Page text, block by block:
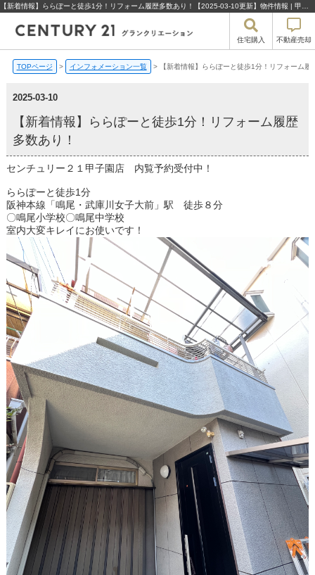
住宅購入 不動産売却
TOPページ > インフォメーション一覧 > 【新着情報】ららぽーと徒歩1分！リフォーム履
2025-03-10
【新着情報】ららぽーと徒歩1分！リフォーム履歴
多数あり！
センチュリー２１甲子園店 内覧予約受付中！
ららぽーと徒歩1分
阪神本線「鳴尾・武庫川女子大前」駅 徒歩８分
〇鳴尾小学校〇鳴尾中学校
室内大変キレイにお使いです！